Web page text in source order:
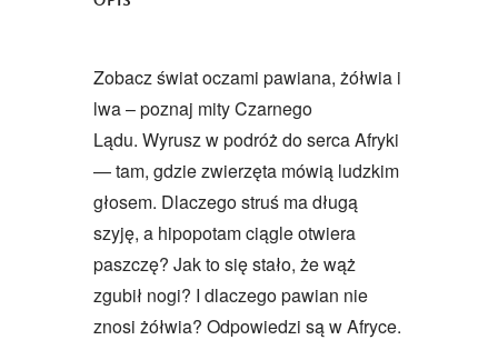
Zobacz świat oczami pawiana, żółwia i
lwa – poznaj mity Czarnego
Lądu. Wyrusz w podróż do serca Afryki
— tam, gdzie zwierzęta mówią ludzkim
głosem. Dlaczego struś ma długą
szyję, a hipopotam ciągle otwiera
paszczę? Jak to się stało, że wąż
zgubił nogi? I dlaczego pawian nie
znosi żółwia? Odpowiedzi są w Afryce.